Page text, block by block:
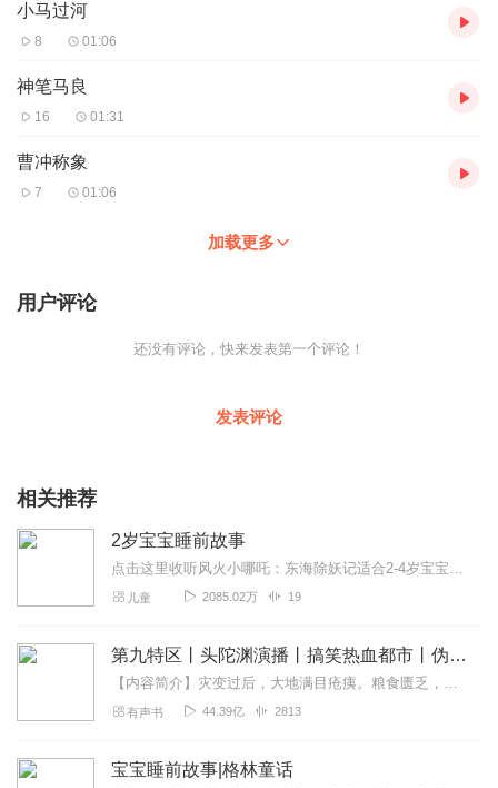
小马过河
8 01:06
神笔马良
16 01:31
曹冲称象
7 01:06
加载更多
用户评论
还没有评论，快来发表第一个评论！
发表评论
相关推荐
2岁宝宝睡前故事
点击这里收听风火小哪吒：东海除妖记适合2-4岁宝宝睡前听的故事，很好听~
儿童 2085.02万 19
第九特区丨头陀渊演播丨搞笑热血都市丨伪戒丨VIP免费多人有声剧
【内容简介】灾变过后，大地满目疮痍。粮食匮乏，资源紧俏，局势混乱……一位从待规划区杀出来的青年，背对着漫天黄沙，孤身来到九区谋生，却不曾想偶然结识三五好友，一念...
有声书 44.39亿 2813
宝宝睡前故事|格林童话